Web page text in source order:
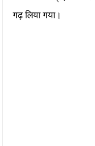
गढ़ लिया गया।